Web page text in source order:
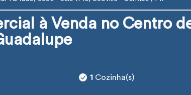
à Venda no Centro
1 Cozinha(s)